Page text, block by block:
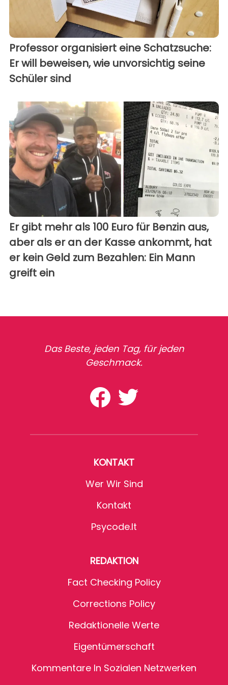
Professor organisiert eine Schatzsuche:
Er will beweisen, wie unvorsichtig seine
Schüler sind
Er gibt mehr als 100 Euro für Benzin aus,
aber als er an der Kasse ankommt, hat
er kein Geld zum Bezahlen: Ein Mann
greift ein
Das Beste, jeden Tag, für jeden
Geschmack.
KONTAKT
Wer Wir Sind
Kontakt
Psycode.it
REDAKTION
Fact Checking Policy
Corrections Policy
Redaktionelle Werte
Eigentümerschaft
Kommentare In Sozialen Netzwerken